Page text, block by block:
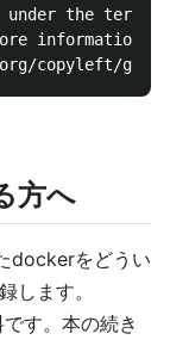
the terms
information
方へ
dockerをどうい
します。
す。本の続き